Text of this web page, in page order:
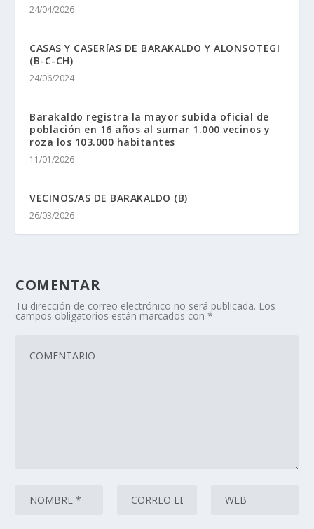
24/04/2026
CASAS Y CASERíAS DE BARAKALDO Y ALONSOTEGI
(B-C-CH)
24/06/2024
Barakaldo registra la mayor subida oficial de
población en 16 años al sumar 1.000 vecinos y
roza los 103.000 habitantes
11/01/2026
VECINOS/AS DE BARAKALDO (B)
26/03/2026
COMENTAR
Tu dirección de correo electrónico no será publicada. Los
campos obligatorios están marcados con*